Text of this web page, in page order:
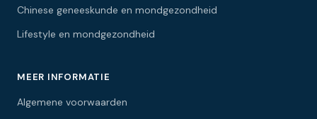
Chinese geneeskunde en mondgezondheid
Lifestyle en mondgezondheid
MEER INFORMATIE
Algemene voorwaarden